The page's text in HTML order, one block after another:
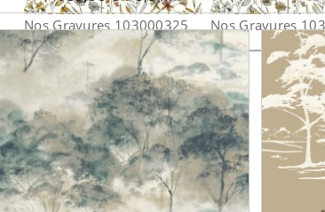
Nos Gravures 103000325 Nos Gravures